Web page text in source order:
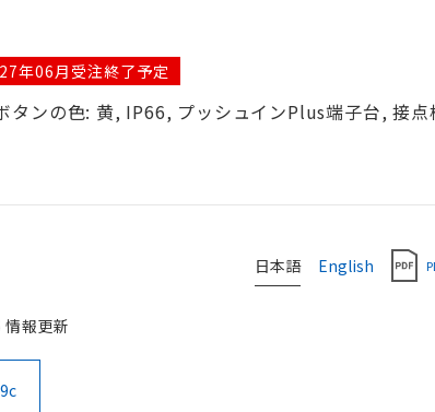
年06月受注終了予定
ンの色: 黄, IP66, プッシュインPlus端子台, 接
日本語 English
報更新